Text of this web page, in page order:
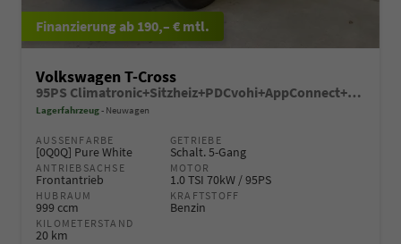
ab 190,– € mtl.
Volkswagen T-Cross
95PS Climatronic+Sitzheiz+PDCvohi+AppConnect+Side+TravelAssist+ACC
Lagerfahrzeug Neuwagen
AUSSENFARBE
[0Q0Q] Pure White
GETRIEBE
Schalt. 5-Gang
ANTRIEBSACHSE
Frontantrieb
MOTOR
1.0 TSI 70kW / 95PS
HUBRAUM
999 ccm
KRAFTSTOFF
Benzin
KILOMETERSTAND
20 km